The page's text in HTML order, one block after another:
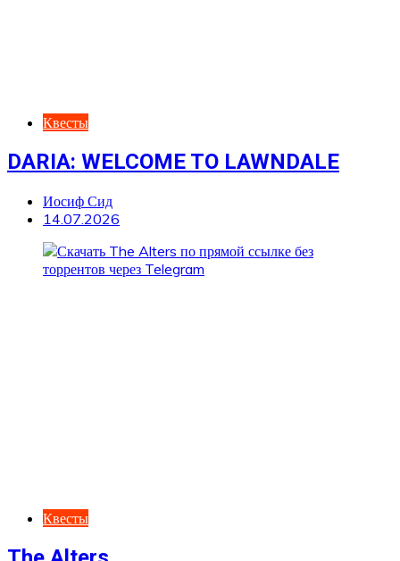
Квесты
DARIA: WELCOME TO LAWNDALE
Иосиф Сид
14.07.2026
Квесты